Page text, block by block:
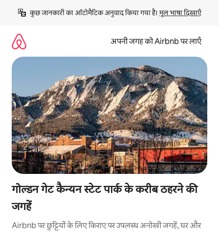
छोड़कर
कॉन्टेंट
कुछ जानकारी का ऑटोमैटिक अनुवाद किया गया है। मूल भाषा दिखाएँ
अपनी जगह को Airbnb पर लाएँ
गोल्डन गेट कैन्यन स्टेट पार्क के करीब ठहरने की
जगहें
Airbnb पर छुट्टियों के लिए किराए पर उपलब्ध अनोखी जगहें, घर और